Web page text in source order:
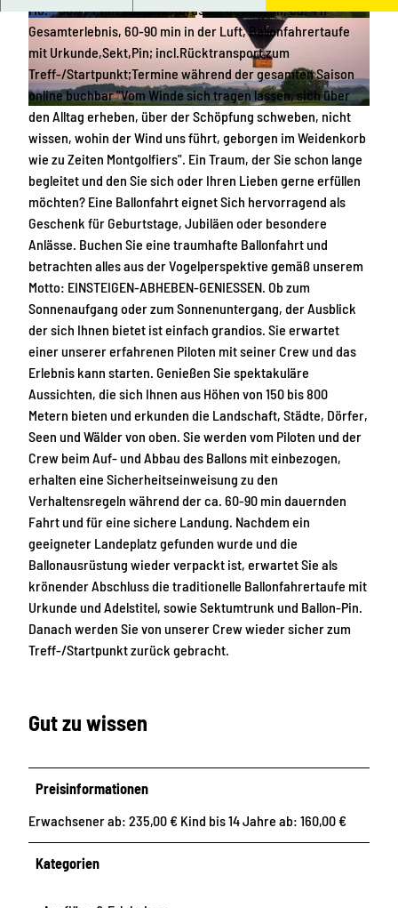
S
o
g
e
h
t
S
ä
c
h
s
i
s
c
h
E
l
b
b
l
i
c
k
-
S
ä
c
h
s
i
s
c
h
e
S
c
h
w
e
i
z
L
i
l
i
e
n
s
t
e
i
n
Mo. - So.+FT mit Auf-und Abrüsten des Ballon, ca. 4 h
Gesamterlebnis, 60-90 min in der Luft, Ballonfahrertaufe
mit Urkunde,Sekt,Pin; incl.Rücktransport zum
Treff-/Startpunkt;Termine während der gesamten Saison
online buchbar "Vom Winde sich tragen lassen, sich über
den Alltag erheben, über der Schöpfung schweben, nicht
wissen, wohin der Wind uns führt, geborgen im Weidenkorb
wie zu Zeiten Montgolfiers". Ein Traum, der Sie schon lange
begleitet und den Sie sich oder Ihren Lieben gerne erfüllen
möchten? Eine Ballonfahrt eignet Sich hervorragend als
Geschenk für Geburtstage, Jubiläen oder besondere
Anlässe. Buchen Sie eine traumhafte Ballonfahrt und
betrachten alles aus der Vogelperspektive gemäß unserem
Motto: EINSTEIGEN-ABHEBEN-GENIESSEN. Ob zum
Sonnenaufgang oder zum Sonnenuntergang, der Ausblick
der sich Ihnen bietet ist einfach grandios. Sie erwartet
einer unserer erfahrenen Piloten mit seiner Crew und das
Erlebnis kann starten. Genießen Sie spektakuläre
Aussichten, die sich Ihnen aus Höhen von 150 bis 800
Metern bieten und erkunden die Landschaft, Städte, Dörfer,
Seen und Wälder von oben. Sie werden vom Piloten und der
Crew beim Auf- und Abbau des Ballons mit einbezogen,
erhalten eine Sicherheitseinweisung zu den
Verhaltensregeln während der ca. 60-90 min dauernden
Fahrt und für eine sichere Landung. Nachdem ein
geeigneter Landeplatz gefunden wurde und die
Ballonausrüstung wieder verpackt ist, erwartet Sie als
krönender Abschluss die traditionelle Ballonfahrertaufe mit
Urkunde und Adelstitel, sowie Sektumtrunk und Ballon-Pin.
Danach werden Sie von unserer Crew wieder sicher zum
Treff-/Startpunkt zurück gebracht.
Gut zu wissen
Preisinformationen
Erwachsener ab: 235,00 € Kind bis 14 Jahre ab: 160,00 €
Kategorien